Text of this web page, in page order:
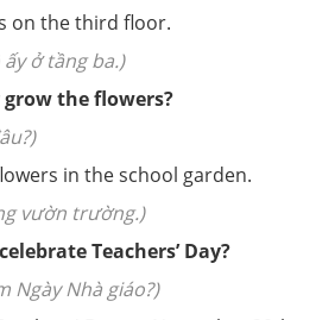
on the third floor.
ở tầng ba.)
the flowers?
in the school garden.
vườn trường.)
Teachers’ Day?
Ngày Nhà giáo?)